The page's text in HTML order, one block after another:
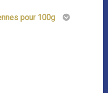
pour 100g